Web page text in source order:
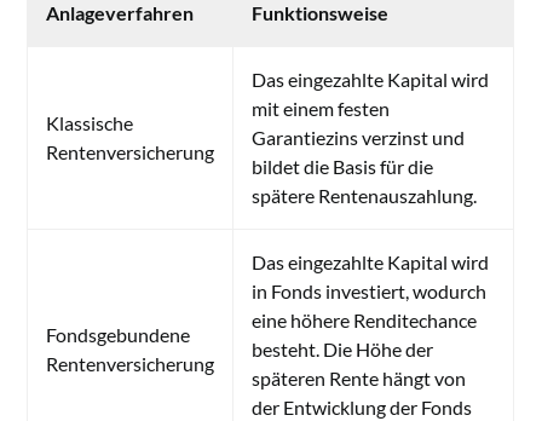
Anlageverfahren Funktionsweise
Klassische
Rentenversicherung
Das eingezahlte Kapital wird
mit einem festen
Garantiezins verzinst und
bildet die Basis für die
spätere Rentenauszahlung.
Fondsgebundene
Rentenversicherung
Das eingezahlte Kapital wird
in Fonds investiert, wodurch
eine höhere Renditechance
besteht. Die Höhe der
späteren Rente hängt von
der Entwicklung der Fonds